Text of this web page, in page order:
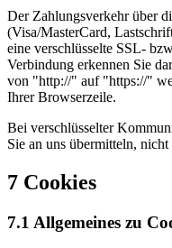
Der Zahlungsverkehr über
(Visa/MasterCard,
eine verschlüsselte SSL-
Verbindung erkennen Sie
von "http://" auf "https://"
Ihrer Browserzeile.
Bei verschlüsselter
Sie an uns übermitteln,
7 Cookies
7.1 Allgemeines zu